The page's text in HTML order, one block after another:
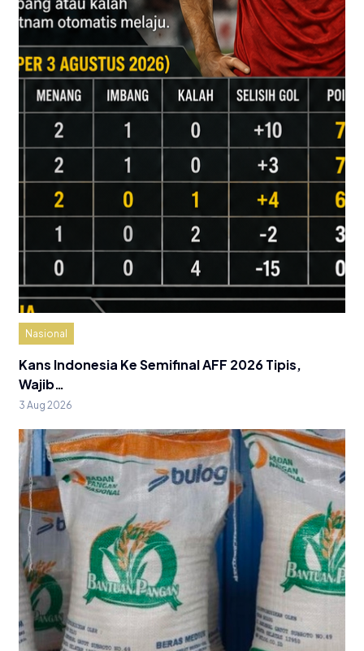
Nasional
Kans Indonesia Ke Semifinal AFF 2026 Tipis,
Wajib…
3 Aug 2026